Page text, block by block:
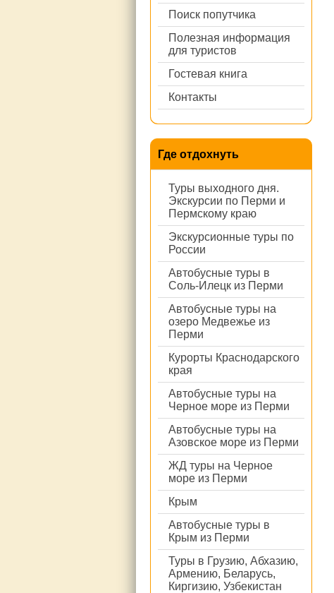
Поиск попутчика
Полезная информация
для туристов
Гостевая книга
Контакты
Где отдохнуть
Туры выходного дня.
Экскурсии по Перми и
Пермскому краю
Экскурсионные туры по
России
Автобусные туры в
Соль-Илецк из Перми
Автобусные туры на
озеро Медвежье из
Перми
Курорты Краснодарского
края
Автобусные туры на
Черное море из Перми
Автобусные туры на
Азовское море из Перми
ЖД туры на Черное
море из Перми
Крым
Автобусные туры в
Крым из Перми
Туры в Грузию, Абхазию,
Армению, Беларусь,
Киргизию, Узбекистан